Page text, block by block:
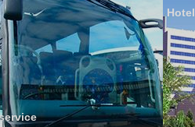
Hotels in Uzbekistan
We have all hotels in Uzbekistan